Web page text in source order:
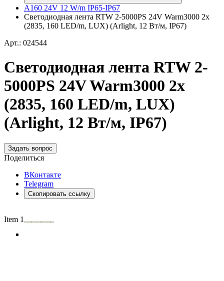
A160 24V 12 W/m IP65-IP67
Светодиодная лента RTW 2-5000PS 24V Warm3000 2x
(2835, 160 LED/m, LUX) (Arlight, 12 Вт/м, IP67)
Арт.: 024544
Светодиодная лента RTW 2-
5000PS 24V Warm3000 2x
(2835, 160 LED/m, LUX)
(Arlight, 12 Вт/м, IP67)
Задать вопрос
Поделиться
ВКонтакте
Telegram
Скопировать ссылку
Item 1 of 3